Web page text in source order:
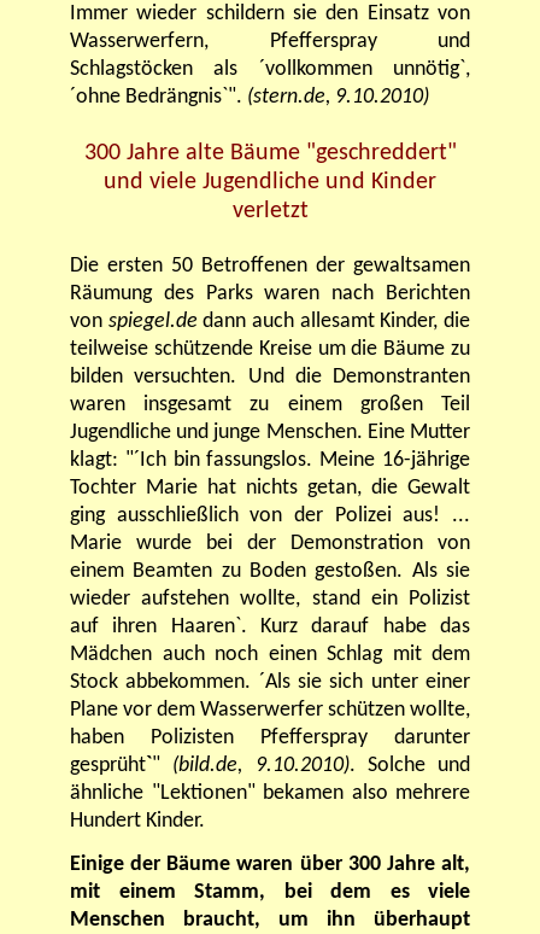
Immer wieder schildern sie den Einsatz von
Wasserwerfern, Pfefferspray und
Schlagstöcken als ´vollkommen unnötig`,
´ohne Bedrängnis`". (stern.de, 9.10.2010)
300 Jahre alte Bäume "geschreddert"
und viele Jugendliche und Kinder
verletzt
Die ersten 50 Betroffenen der gewaltsamen
Räumung des Parks waren nach Berichten
von spiegel.de dann auch allesamt Kinder, die
teilweise schützende Kreise um die Bäume zu
bilden versuchten. Und die Demonstranten
waren insgesamt zu einem großen Teil
Jugendliche und junge Menschen. Eine Mutter
klagt: "´Ich bin fassungslos. Meine 16-jährige
Tochter Marie hat nichts getan, die Gewalt
ging ausschließlich von der Polizei aus! ...
Marie wurde bei der Demonstration von
einem Beamten zu Boden gestoßen. Als sie
wieder aufstehen wollte, stand ein Polizist
auf ihren Haaren`. Kurz darauf habe das
Mädchen auch noch einen Schlag mit dem
Stock abbekommen. ´Als sie sich unter einer
Plane vor dem Wasserwerfer schützen wollte,
haben Polizisten Pfefferspray darunter
gesprüht`" (bild.de, 9.10.2010). Solche und
ähnliche "Lektionen" bekamen also mehrere
Hundert Kinder.
Einige der Bäume waren über 300 Jahre alt,
mit einem Stamm, bei dem es viele
Menschen braucht, um ihn überhaupt